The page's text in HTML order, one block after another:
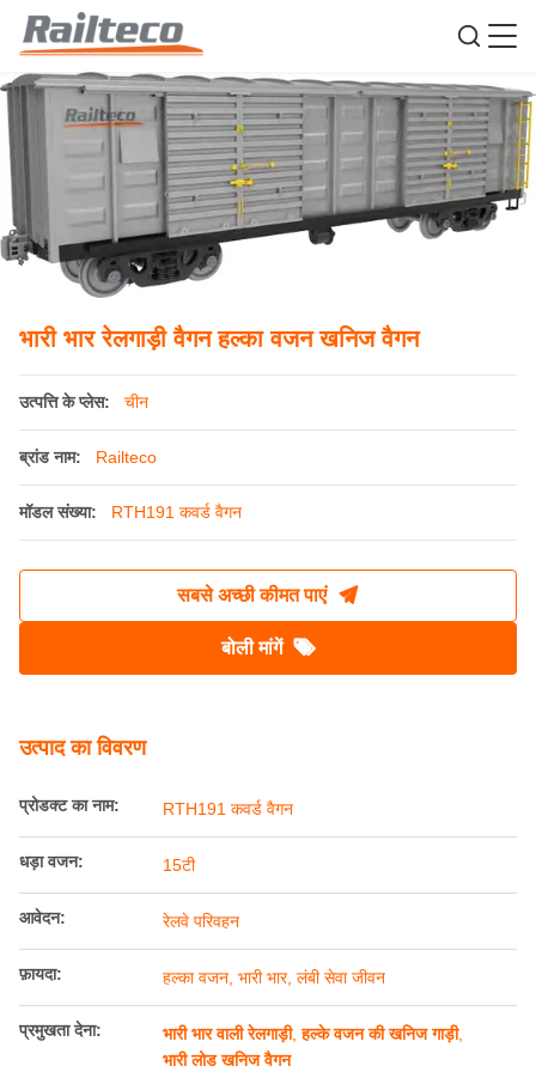
भारी भार रेलगाड़ी वैगन हल्का वजन खनिज वैगन
उत्पत्ति के प्लेस: चीन
ब्रांड नाम: Railteco
मॉडल संख्या: RTH191 कवर्ड वैगन
सबसे अच्छी कीमत पाएं
बोली मांगें
उत्पाद का विवरण
प्रोडक्ट का नाम: RTH191 कवर्ड वैगन
धड़ा वजन: 15टी
आवेदन: रेलवे परिवहन
फ़ायदा: हल्का वजन, भारी भार, लंबी सेवा जीवन
प्रमुखता देना: भारी भार वाली रेलगाड़ी,हल्के वजन की खनिज गाड़ी,
भारी लोड खनिज वैगन